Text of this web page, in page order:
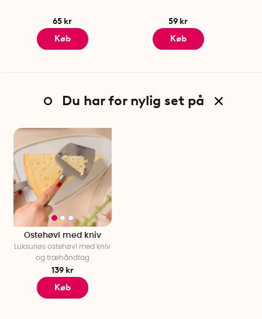
65 kr
Køb
59 kr
Køb
Du har for nylig set på
Ostehøvl med kniv
Luksuriøs ostehøvl med kniv
og træhåndtag
139 kr
Køb